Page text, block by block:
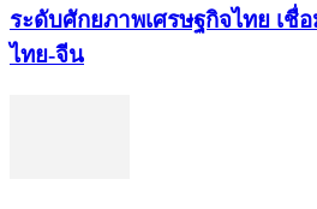
ระดับศักยภาพเศรษฐกิจไทย เชื่
ไทย-จีน